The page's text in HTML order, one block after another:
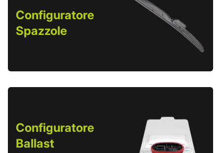
Configuratore
Spazzole
Configuratore
Ballast